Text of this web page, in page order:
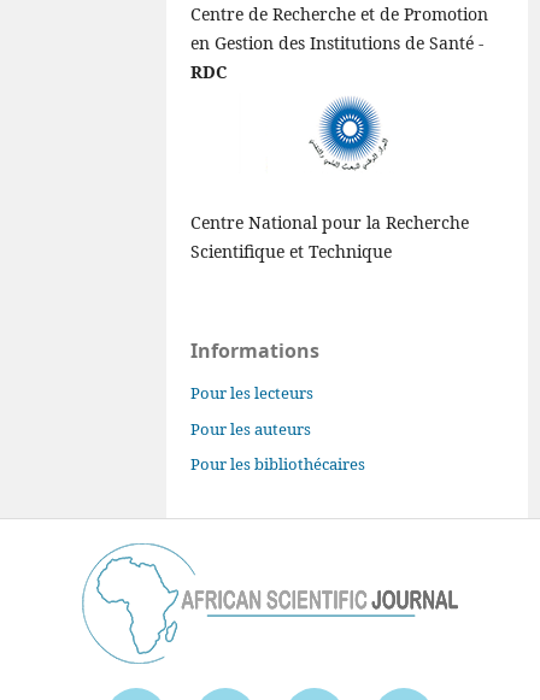
Centre de Recherche et de Promotion
en Gestion des Institutions de Santé -
RDC
Centre National pour la Recherche
Scientifique et Technique
Informations
Pour les lecteurs
Pour les auteurs
Pour les bibliothécaires